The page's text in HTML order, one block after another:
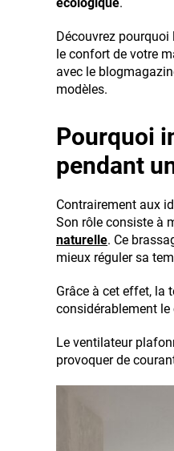
Découvrez
le confort de votre
avec le
modèles.
Pourquoi
pendant
Contrairement aux
Son rôle consiste à
naturelle. Ce
mieux réguler sa
Grâce à cet effet, la
considérablement le
Le ventilateur
provoquer de